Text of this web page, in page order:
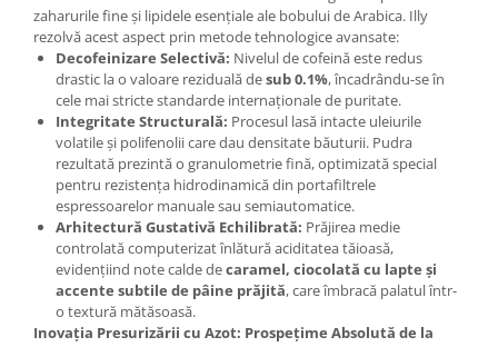
zaharurile fine și lipidele esențiale ale bobului de Arabica. Illy
rezolvă acest aspect prin metode tehnologice avansate:
Decofeinizare Selectivă: Nivelul de cofeină este redus
drastic la o valoare reziduală desub 0.1%, încadrându-se în
cele mai stricte standarde internaționale de puritate.
Integritate Structurală: Procesul lasă intacte uleiurile
volatile și polifenolii care dau densitate băuturii. Pudra
rezultată prezintă o granulometrie fină, optimizată special
pentru rezistența hidrodinamică din portafiltrele
espressoarelor manuale sau semiautomatice.
Arhitectură Gustativă Echilibrată: Prăjirea medie
controlată computerizat înlătură aciditatea tăioasă,
evidențiind note calde decaramel, ciocolată cu lapte și
accente subtile de pâine prăjită, care îmbracă palatul într-
o textură mătăsoasă.
Inovația Presurizării cu Azot: Prospețime Absolută de la